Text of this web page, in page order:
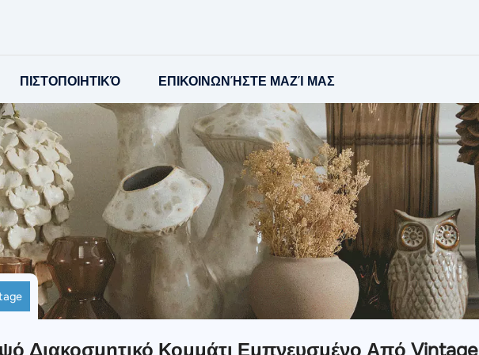
ΠΙΣΤΟΠΟΙΗΤΙΚΌ ΕΠΙΚΟΙΝΩΝΉΣΤΕ ΜΑΖΊ ΜΑΣ
Διακοσμητικό Κομμάτι Εμπνευσμένο Από Vintage